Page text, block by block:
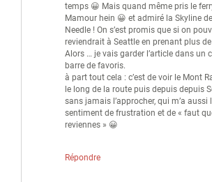
temps 😀 Mais quand même pris le
Mamour hein 😀 et admiré la Skyline
Needle ! On s’est promis que si on
reviendrait à Seattle en prenant plus
Alors … je vais garder l’article dans un
barre de favoris.
à part tout cela : c’est de voir le Mont
le long de la route puis depuis depuis
sans jamais l’approcher, qui m’a aussi
sentiment de frustration et de « faut
reviennes » 😀
Répondre